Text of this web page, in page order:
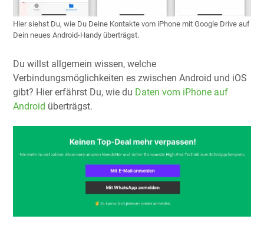
Hier siehst Du, wie Du Deine Kontakte vom iPhone mit Google Drive auf
Dein neues Android-Handy überträgst.
Du willst allgemein wissen, welche
Verbindungsmöglichkeiten es zwischen Android und iOS
gibt? Hier erfährst Du, wie du Daten vom iPhone auf
Android überträgst.